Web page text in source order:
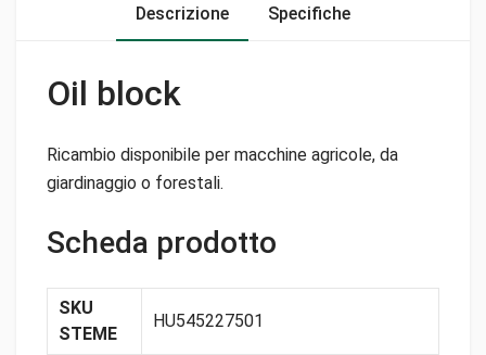
Descrizione Specifiche
Oil block
Ricambio disponibile per macchine agricole, da
giardinaggio o forestali.
Scheda prodotto
SKU
STEME
HU545227501